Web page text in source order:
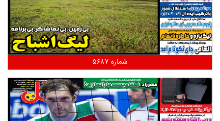
شماره 5687